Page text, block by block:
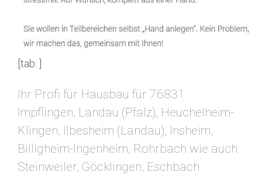
[tab: ]
Ihr Profi für Hausbau für 76831
Impflingen, Landau (Pfalz), Heuchelheim-
Klingen, Ilbesheim (Landau), Insheim,
Billigheim-Ingenheim, Rohrbach wie auch
Steinweiler, Göcklingen, Eschbach